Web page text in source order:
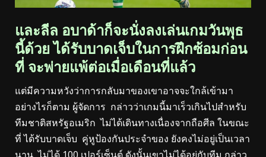
และลีล อบาด้าก็จะนั่งลงเล่นเกมวันพุธ
นี้ด้วย ได้รับบาดเจ็บในการฝึกซ้อมก่อน
ที่ จะพ่ายแพ้ต่อเมื่อเดือนที่แล้ว
แต่มีความหวังว่าการกลับมาของเขาอาจจะใกล้เข้ามา
อย่างไรก็ตาม ผู้จัดการ กล่าวว่าเกมนี้มาเร็วเกินไปสำหรับ
ทีมชาติสหรัฐอเมริก ไม่ได้เดินทางเนื่องจากถือศีล ในขณะ
ที่ ได้รับบาดเจ็บ คู่หูป้องกันประจำของ ยังคงไม่อยู่เป็นเวลา
นาน ไม่ได้ 100 เปอร์เซ็นต์ ดังนั้นเขาไม่ได้อยู่กับทีม กล่าว